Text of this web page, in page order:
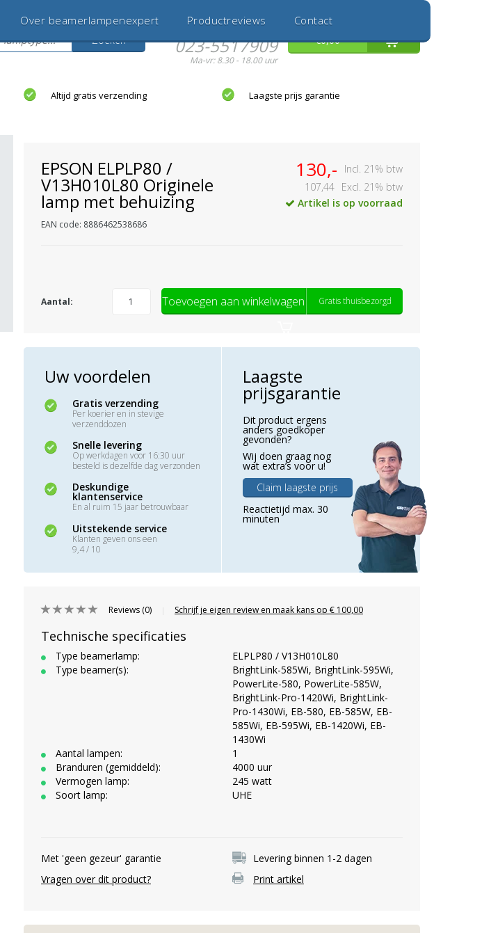
Inloggen
Zoeken
Hulp nodig?
023-5517909
Ma-vr: 8.30 - 18.00 uur
€0,00
Over beamerlampenexpert Productreviews Contact
Altijd gratis verzending Laagste prijs garantie
EPSON ELPLP80 /
V13H010L80 Originele
lamp met behuizing
EAN code: 8886462538686
130,-
Incl. 21% btw
107,44 Excl. 21% btw
Artikel is op voorraad
Aantal: Toevoegen aan winkelwagen Gratis thuisbezorgd
Uw voordelen
Gratis verzending
Per koerier en in stevige
verzenddozen
Snelle levering
Op werkdagen voor 16:30 uur
besteld is dezelfde dag verzonden
Deskundige
klantenservice
En al ruim 15 jaar betrouwbaar
Uitstekende service
Klanten geven ons een
9,4 / 10
Laagste
prijsgarantie
Dit product ergens
anders goedkoper
gevonden?
Wij doen graag nog
wat extra’s voor u!
Claim laagste prijs
Reactietijd max. 30
minuten
Reviews (0) Schrijf je eigen review en maak kans op € 100,00
Technische specificaties
Type beamerlamp:
ELPLP80 / V13H010L80
Type beamer(s):
BrightLink-585Wi, BrightLink-595Wi,
PowerLite-580, PowerLite-585W,
BrightLink-Pro-1420Wi, BrightLink-
Pro-1430Wi, EB-580, EB-585W, EB-
585Wi, EB-595Wi, EB-1420Wi, EB-
1430Wi
Aantal lampen:
1
Branduren (gemiddeld):
4000 uur
Vermogen lamp:
245 watt
Soort lamp:
UHE
Met 'geen gezeur' garantie
Levering binnen 1-2 dagen
Vragen over dit product?
Print artikel